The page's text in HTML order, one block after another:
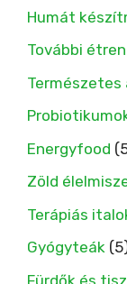
Humát
További
Természetes
Energyfood
Zöld
Terápiás
Gyógyteák
Fürdők és